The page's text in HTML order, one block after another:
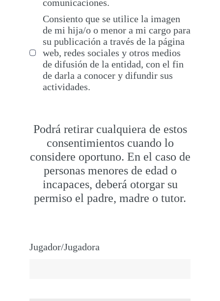
comunicaciones.
Consiento que se utilice la imagen
de mi hija/o o menor a mi cargo para
su publicación a través de la página
web, redes sociales y otros medios
de difusión de la entidad, con el fin
de darla a conocer y difundir sus
actividades.
Podrá retirar cualquiera de estos
consentimientos cuando lo
considere oportuno. En el caso de
personas menores de edad o
incapaces, deberá otorgar su
permiso el padre, madre o tutor.
Jugador/Jugadora